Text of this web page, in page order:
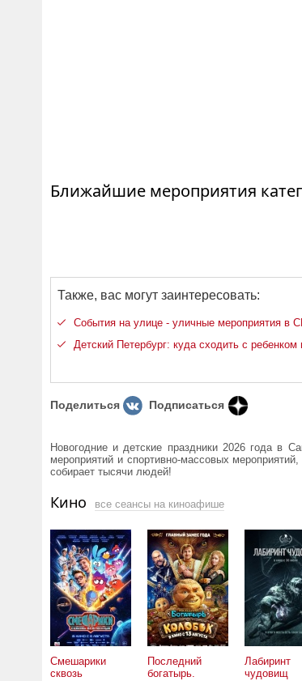
Ближайшие мероприятия
Также, вас могут заинтересовать:
События на улице - уличные мероприятия в
Детский Петербург: куда сходить с ребенком
Поделиться Подписаться
Новогодние и детские праздники 2026 года в
мероприятий и спортивно-массовых
собирает тысячи людей!
Кино все сеансы на киноафише
Смешарики
сквозь
Последний
богатырь.
Лабиринт
чудовищ